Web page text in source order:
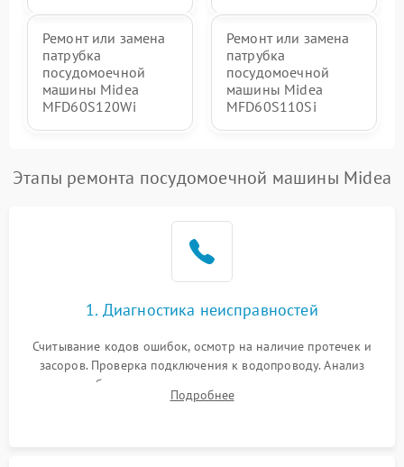
Ремонт или замена
патрубка
посудомоечной
машины Midea
MFD60S120Wi
Ремонт или замена
патрубка
посудомоечной
машины Midea
MFD60S110Si
Этапы ремонта посудомоечной машины Midea
1. Диагностика неисправностей
Считывание кодов ошибок, осмотр на наличие протечек и
засоров. Проверка подключения к водопроводу. Анализ
жалоб на отсутствие слива, нагрева, вращения
разбрызгивателей или срабатывание системы защиты
Подробнее